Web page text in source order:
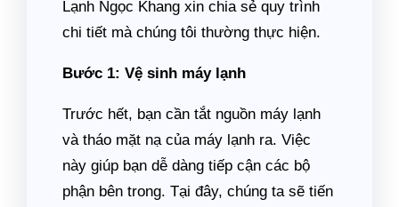
Lạnh Ngọc Khang xin chia sẻ quy trình
chi tiết mà chúng tôi thường thực hiện.
Bước 1: Vệ sinh máy lạnh
Trước hết, bạn cần tắt nguồn máy lạnh
và tháo mặt nạ của máy lạnh ra. Việc
này giúp bạn dễ dàng tiếp cận các bộ
phận bên trong. Tại đây, chúng ta sẽ tiến